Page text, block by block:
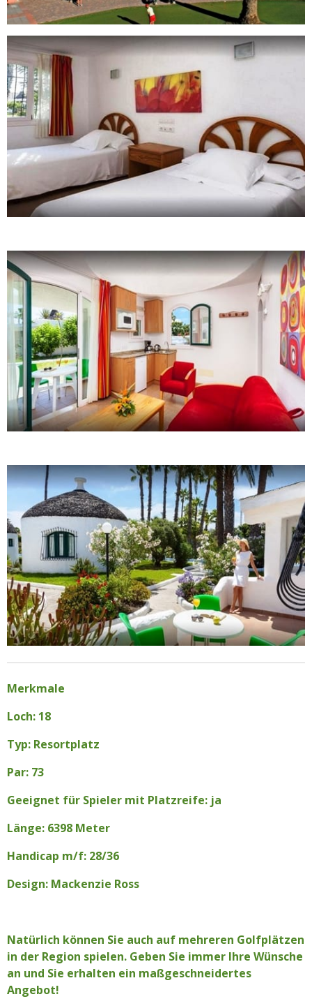
Merkmale
Loch: 18
Typ: Resortplatz
Par: 73
Geeignet für Spieler mit Platzreife: ja
Länge: 6398 Meter
Handicap m/f: 28/36
Design: Mackenzie Ross
Natürlich können Sie auch auf mehreren Golfplätzen
in der Region spielen. Geben Sie immer Ihre Wünsche
an und Sie erhalten ein maßgeschneidertes
Angebot!